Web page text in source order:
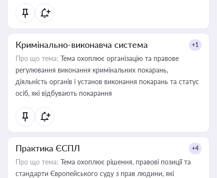
Кримінально-виконавча система +1
Про що тема: Тема охоплює організацію та правове
регулювання виконання кримінальних покарань,
діяльність органів і установ виконання покарань та статус
осіб, які відбувають покарання
Практика ЄСПЛ +4
Про що тема: Тема охоплює рішення, правові позиції та
стандарти Європейського суду з прав людини, які